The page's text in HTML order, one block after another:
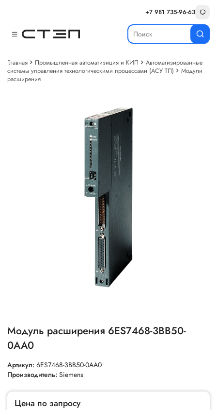
+7 981 735-96-63
Главная Промышленная автоматизиция и КИП
Автоматизированные
системы управления технологическими процессами (АСУ ТП)
Модули
расширения
Модуль расширения 6ES7468-3BB50-
0AA0
Артикул: 6ES7468-3BB50-0AA0
Производитель: Siemens
Цена по запросу